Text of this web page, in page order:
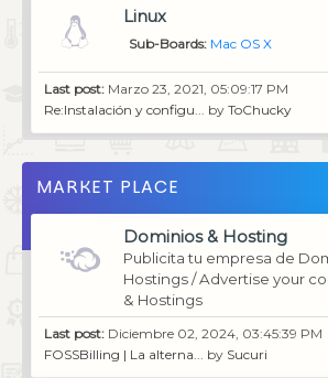
Linux
Sub-Boards Mac OS X
Last post: Marzo 23, 2021, 05:09:17 PM
Re:Instalación y configu... by ToChucky
MARKET PLACE
Dominios & Hosting
Publicita tu empresa de
Hostings / Advertise your
& Hostings
Last post: Diciembre 02, 2024, 03:45:39 PM
FOSSBilling | La alterna... by Sucuri